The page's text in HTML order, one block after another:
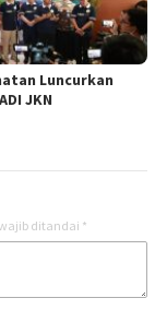
Luncurkan
JKN
ditandai *